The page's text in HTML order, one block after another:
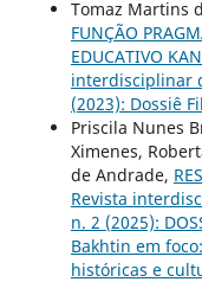
Tomaz Martins
FUNÇÃO
EDUCATIVO
interdisciplinar
(2023): Dossiê
Priscila Nunes
Ximenes,
de Andrade,
Revista
n. 2 (2025):
Bakhtin em
históricas e